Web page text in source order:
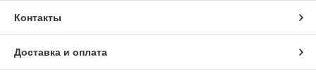
Контакты
Доставка и оплата